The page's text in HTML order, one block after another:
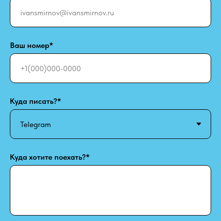
Ваш номер*
Куда писать?*
Куда хотите поехать?*